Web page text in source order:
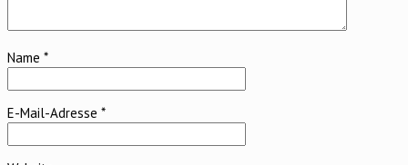
Name *
E-Mail-Adresse *